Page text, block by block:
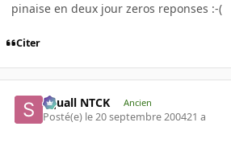
pinaise en deux jour zeros reponses :-(
Citer
Squall NTCK Ancien
Posté(e) le 20 septembre 200421 a